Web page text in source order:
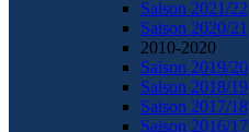
Saison 2021/22
Saison 2020/21
2010-2020
Saison 2019/20
Saison 2018/19
Saison 2017/18
Saison 2016/17